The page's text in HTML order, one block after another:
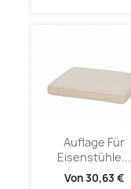
Auflage Für
Eisenstühle...
Von30,63 €